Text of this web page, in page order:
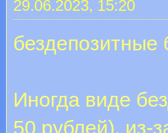
29.06.2023, 15:20
бездепозитные
Иногда виде
50 рублей), из-